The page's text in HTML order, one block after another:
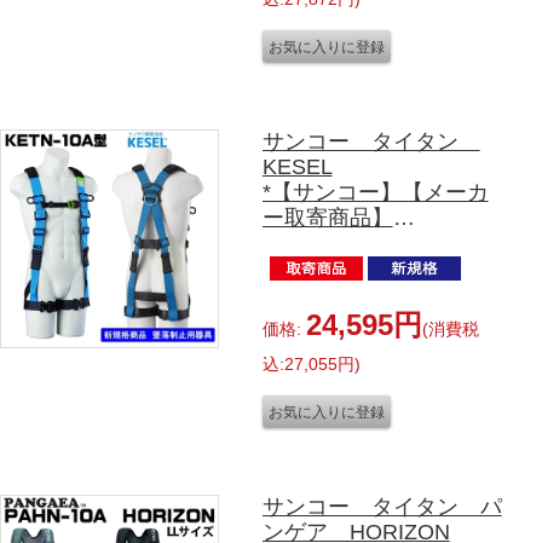
サンコー タイタン
KESEL
*【サンコー】【メーカ
ー取寄商品】
KETN-10A型 Mサイズ
価格: 24,595円 (消費税
込:27,055円)
サンコー タイタン パ
ンゲア HORIZON